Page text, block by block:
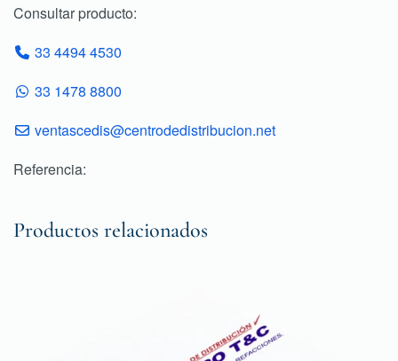
Consultar producto:
33 4494 4530
33 1478 8800
ventascedis@centrodedistribucion.net
Referencia:
Productos relacionados